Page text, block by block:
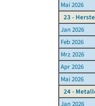
Mai 2026
23 -
Jan 2026
Feb 2026
Mrz 2026
Apr 2026
Mai 2026
24 -
Jan 2026